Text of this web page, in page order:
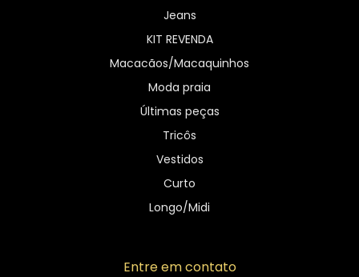
Jeans
KIT REVENDA
Macacãos/Macaquinhos
Moda praia
Últimas peças
Tricôs
Vestidos
Curto
Longo/Midi
Entre em contato